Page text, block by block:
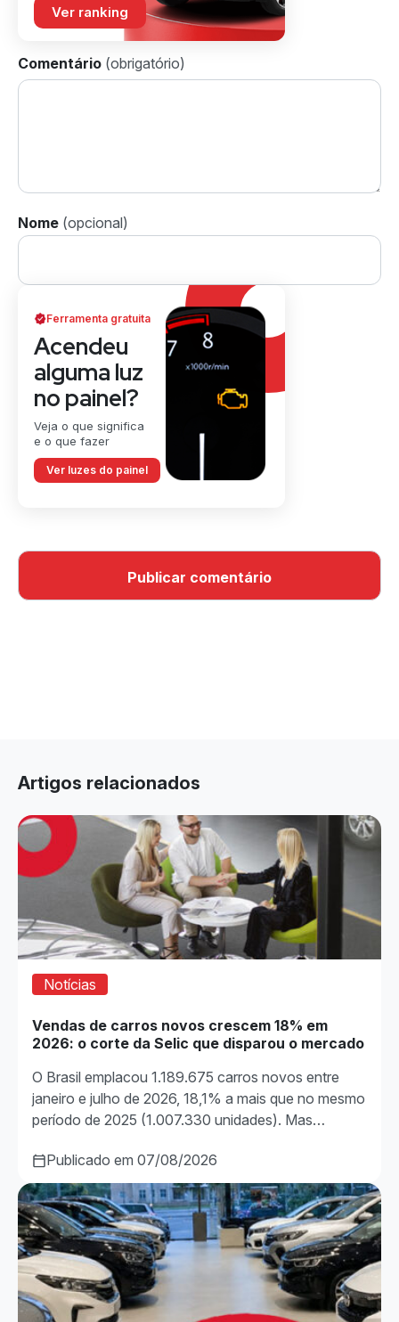
Ver ranking
Comentário
Nome
Ferramenta gratuita
Acendeu
alguma luz
no painel?
Veja o que significa
e o que fazer
Ver luzes do painel
Artigos relacionados
Notícias
Vendas de carros novos crescem 18% em
2026: o corte da Selic que disparou o mercado
O Brasil emplacou 1.189.675 carros novos entre
janeiro e julho de 2026, 18,1% a mais que no mesmo
período de 2025 (1.007.330 unidades). Mas…
Publicado em 07/08/2026